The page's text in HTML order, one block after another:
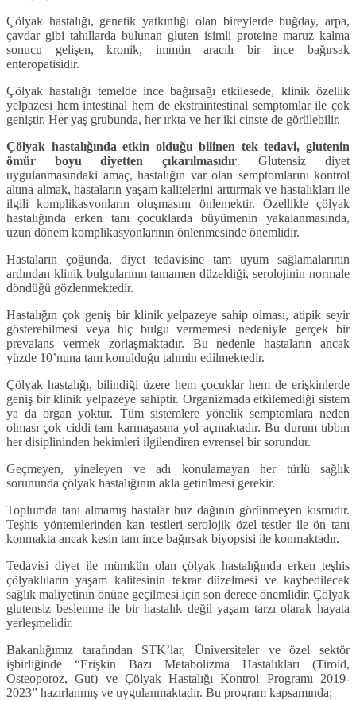
Çölyak hastalığı, genetik yatkınlığı olan bireylerde buğday, arpa,
çavdar gibi tahıllarda bulunan gluten isimli proteine maruz kalma
sonucu gelişen, kronik, immün aracılı bir ince bağırsak
enteropatisidir.
Çölyak hastalığı temelde ince bağırsağı etkilesede, klinik özellik
yelpazesi hem intestinal hem de ekstraintestinal semptomlar ile çok
geniştir. Her yaş grubunda, her ırkta ve her iki cinste de görülebilir.
Çölyak hastalığında etkin olduğu bilinen tek tedavi, glutenin
ömür boyu diyetten çıkarılmasıdır. Glutensiz diyet
uygulanmasındaki amaç, hastalığın var olan semptomlarını kontrol
altına almak, hastaların yaşam kalitelerini arttırmak ve hastalıkları ile
ilgili komplikasyonların oluşmasını önlemektir. Özellikle çölyak
hastalığında erken tanı çocuklarda büyümenin yakalanmasında,
uzun dönem komplikasyonlarının önlenmesinde önemlidir.
Hastaların çoğunda, diyet tedavisine tam uyum sağlamalarının
ardından klinik bulgularının tamamen düzeldiği, serolojinin normale
döndüğü gözlenmektedir.
Hastalığın çok geniş bir klinik yelpazeye sahip olması, atipik seyir
gösterebilmesi veya hiç bulgu vermemesi nedeniyle gerçek bir
prevalans vermek zorlaşmaktadır. Bu nedenle hastaların ancak
yüzde 10’nuna tanı konulduğu tahmin edilmektedir.
Çölyak hastalığı, bilindiği üzere hem çocuklar hem de erişkinlerde
geniş bir klinik yelpazeye sahiptir. Organizmada etkilemediği sistem
ya da organ yoktur. Tüm sistemlere yönelik semptomlara neden
olması çok ciddi tanı karmaşasına yol açmaktadır. Bu durum tıbbın
her disiplininden hekimleri ilgilendiren evrensel bir sorundur.
Geçmeyen, yineleyen ve adı konulamayan her türlü sağlık
sorununda çölyak hastalığının akla getirilmesi gerekir.
Toplumda tanı almamış hastalar buz dağının görünmeyen kısmıdır.
Teşhis yöntemlerinden kan testleri serolojik özel testler ile ön tanı
konmakta ancak kesin tanı ince bağırsak biyopsisi ile konmaktadır.
Tedavisi diyet ile mümkün olan çölyak hastalığında erken teşhis
çölyaklıların yaşam kalitesinin tekrar düzelmesi ve kaybedilecek
sağlık maliyetinin önüne geçilmesi için son derece önemlidir. Çölyak
glutensiz beslenme ile bir hastalık değil yaşam tarzı olarak hayata
yerleşmelidir.
Bakanlığımız tarafından STK’lar, Üniversiteler ve özel sektör
işbirliğinde “Erişkin Bazı Metabolizma Hastalıkları (Tiroid,
Osteoporoz, Gut) ve Çölyak Hastalığı Kontrol Programı 2019-
2023” hazırlanmış ve uygulanmaktadır. Bu program kapsamında;